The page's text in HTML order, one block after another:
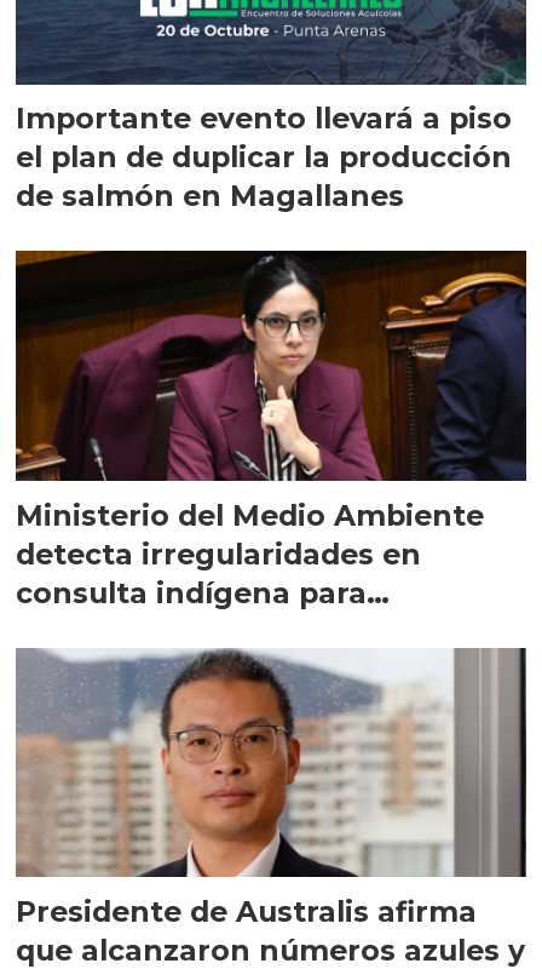
Importante evento llevará a piso
el plan de duplicar la producción
de salmón en Magallanes
Ministerio del Medio Ambiente
detecta irregularidades en
consulta indígena para
Presidente de Australis afirma
que alcanzaron números azules y